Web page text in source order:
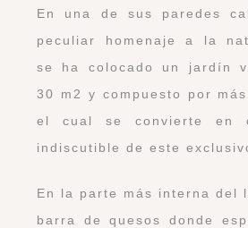
En una de sus paredes
peculiar homenaje a la
se ha colocado un jardín
30 m2 y compuesto por
el cual se convierte en
indiscutible de este
En la parte más interna del
barra de quesos donde